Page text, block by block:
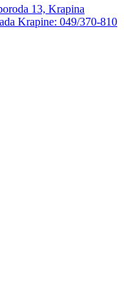
13, Krapina
Krapine: 049/370-810